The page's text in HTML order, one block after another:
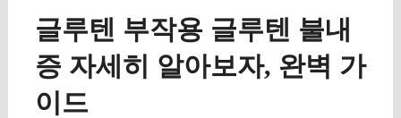
글루텐 부작용 글루텐 불내
증 자세히 알아보자, 완벽 가
이드